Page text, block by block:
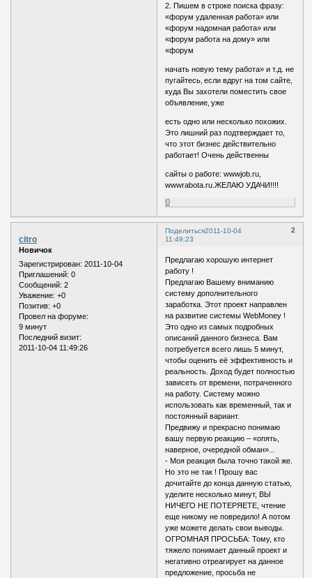
2. Пишем в строке поиска фразу:
«форум удаленная работа» или
«форум надомная работа» или
«форум работа на дому» или
«форум
начать новую тему работа» и т.д. не
пугайтесь‚ если вдруг на том сайте‚
куда Вы захотели поместить свое
объявление‚ уже
есть одно или несколько похожих.
Это лишний раз подтверждает то‚
что этот бизнес действительно
работает! Очень действенны
сайты о работе: wwwjob.ru‚
wwwrabota.ru.ЖЕЛАЮ УДАЧИ!!!!
0
Поделиться 2
2011-10-04
11:49:23
citro
Новичок
Зарегистрирован: 2011-10-04
Приглашений: 0
Сообщений: 2
Уважение: +0
Позитив: +0
Провел на форуме:
9 минут
Последний визит:
2011-10-04 11:49:26
Предлагаю хорошую интернет
работу !
Предлагаю Вашему вниманию
систему дополнительного
заработка. Этот проект направлен
на развитие системы WebMoney !
Это одно из самых подробных
описаний данного бизнеса. Вам
потребуется всего лишь 5 минут,
чтобы оценить её эффективность и
реальность. Доход будет полностью
зависеть от времени, потраченного
на работу. Систему можно
использовать как временный, так и
постоянный вариант.
Предвижу и прекрасно понимаю
вашу первую реакцию – «опять,
наверное, очередной обман»...
- Моя реакция была точно такой же.
Но это не так ! Прошу вас
дочитайте до конца данную статью,
уделите несколько минут, ВЫ
НИЧЕГО НЕ ПОТЕРЯЕТЕ, чтение
еще никому не повредило! А потом
уже можете делать свои выводы.
ОГРОМНАЯ ПРОСЬБА: Тому, кто
тяжело понимает данный проект и
негативно отреагирует на данное
предложение, просьба не